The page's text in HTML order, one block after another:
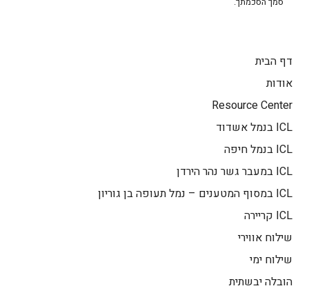
דף הבית
אודות
Resource Center
ICL בנמל אשדוד
ICL בנמל חיפה
ICL במעבר גשר נהר הירדן
ICL במסוף המטענים – נמל תעופה בן גוריון
ICL קריירה
שילוח אווירי
שילוח ימי
הובלה יבשתית